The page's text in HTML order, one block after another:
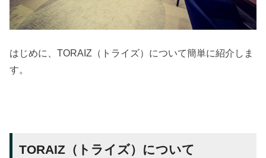
はじめに、TORAIZ（トライズ）について簡単に紹介しま
す。
TORAIZ（トライズ）について